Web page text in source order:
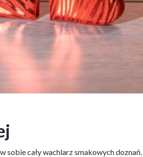
sobie cały wachlarz smakowych doznań.